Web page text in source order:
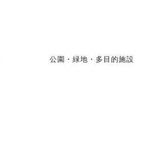
公園・緑地・多目的施設